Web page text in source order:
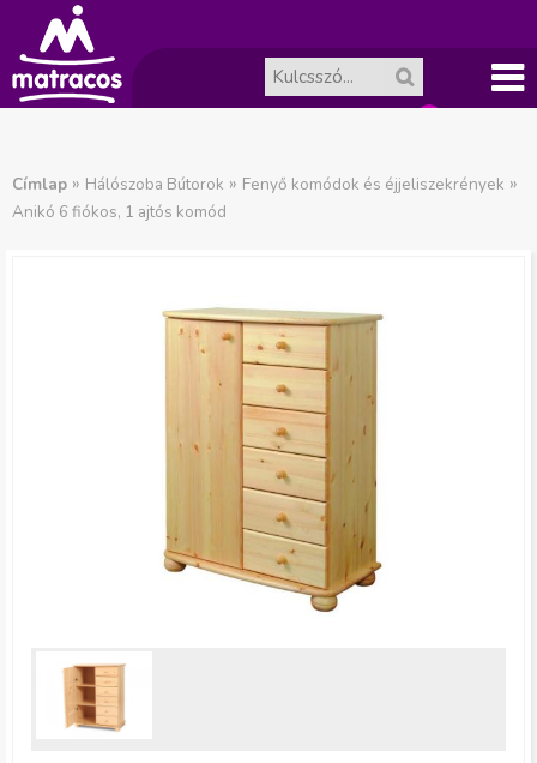
J
e
Címlap » Hálószoba Bútorok » Fenyő komódok és éjjeliszekrények »
Anikó 6 fiókos, 1 ajtós komód